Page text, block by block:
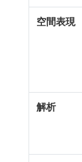
空間表現
解析